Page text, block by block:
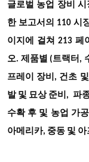
글로벌 농업 장비 시
한 보고서의 110 시
이지에 걸쳐 213 페
오. 제품별 (트랙터,
프레이 장비, 건초
발 및 묘상 준비, 파
수확 후 및 농업 가
아메리카, 중동 및